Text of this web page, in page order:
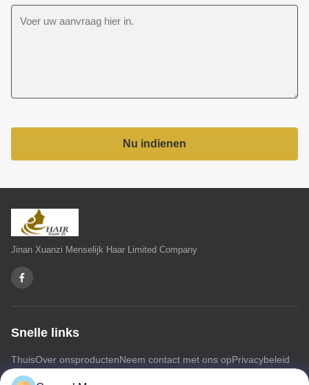
Nu indienen
Jinan Xuanzi Menselijk Haar Limited Company
Snelle links
ThuisOver onsproductenNeem contact met ons opPrivacybeleid
Sitemap